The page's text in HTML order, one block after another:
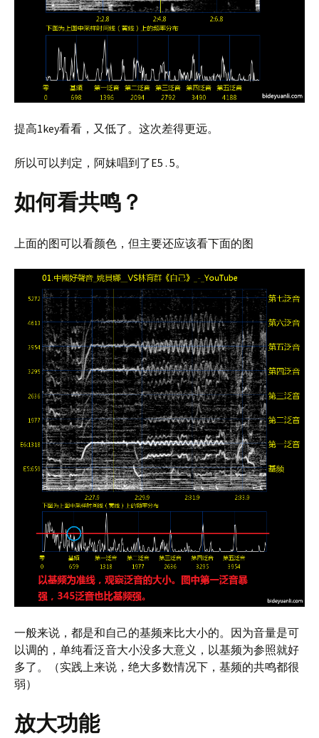
提高1key看看，又低了。这次差得更远。
所以可以判定，阿妹唱到了E5 . 5。
如何看共鸣？
上面的图可以看颜色，但主要还应该看下面的图
一般来说，都是和自己的基频来比大小的。因为音量是可
以调的，单纯看泛音大小没多大意义，以基频为参照就好
多了。（实践上来说，绝大多数情况下，基频的共鸣都很
弱）
放大功能